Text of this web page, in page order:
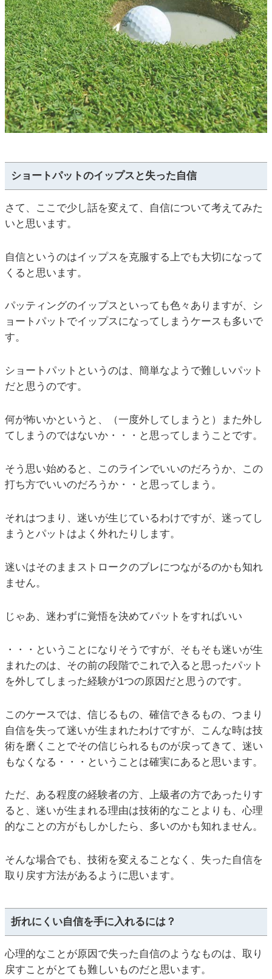
ショートパットのイップスと失った自信
さて、ここで少し話を変えて、自信について考えてみた
いと思います。
自信というのはイップスを克服する上でも大切になって
くると思います。
パッティングのイップスといっても色々ありますが、シ
ョートパットでイップスになってしまうケースも多いで
す。
ショートパットというのは、簡単なようで難しいパット
だと思うのです。
何が怖いかというと、（一度外してしまうと）また外し
てしまうのではないか・・・と思ってしまうことです。
そう思い始めると、このラインでいいのだろうか、この
打ち方でいいのだろうか・・と思ってしまう。
それはつまり、迷いが生じているわけですが、迷ってし
まうとパットはよく外れたりします。
迷いはそのままストロークのブレにつながるのかも知れ
ません。
じゃあ、迷わずに覚悟を決めてパットをすればいい
・・・ということになりそうですが、そもそも迷いが生
まれたのは、その前の段階でこれで入ると思ったパット
を外してしまった経験が1つの原因だと思うのです。
このケースでは、信じるもの、確信できるもの、つまり
自信を失って迷いが生まれたわけですが、こんな時は技
術を磨くことでその信じられるものが戻ってきて、迷い
もなくなる・・・ということは確実にあると思います。
ただ、ある程度の経験者の方、上級者の方であったりす
ると、迷いが生まれる理由は技術的なことよりも、心理
的なことの方がもしかしたら、多いのかも知れません。
そんな場合でも、技術を変えることなく、失った自信を
取り戻す方法があるように思います。
折れにくい自信を手に入れるには？
心理的なことが原因で失った自信のようなものは、取り
戻すことがとても難しいものだと思います。